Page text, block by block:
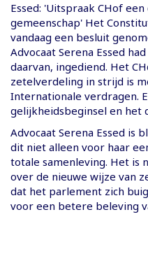
Essed: 'Uitspraak CHof
gemeenschap' Het
vandaag een besluit
Advocaat Serena Essed
daarvan, ingediend. Het
zetelverdeling in strijd is
Internationale verdragen.
gelijkheidsbeginsel en het
Advocaat Serena Essed is
dit niet alleen voor haar
totale samenleving. Het is
over de nieuwe wijze van
dat het parlement zich
voor een betere beleving